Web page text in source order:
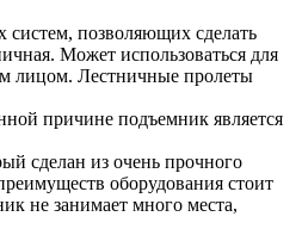
позволяющих сделать
Может использоваться для
лицом. Лестничные пролеты
причине подъемник является
сделан из очень прочного
оборудования стоит
не занимает много места,